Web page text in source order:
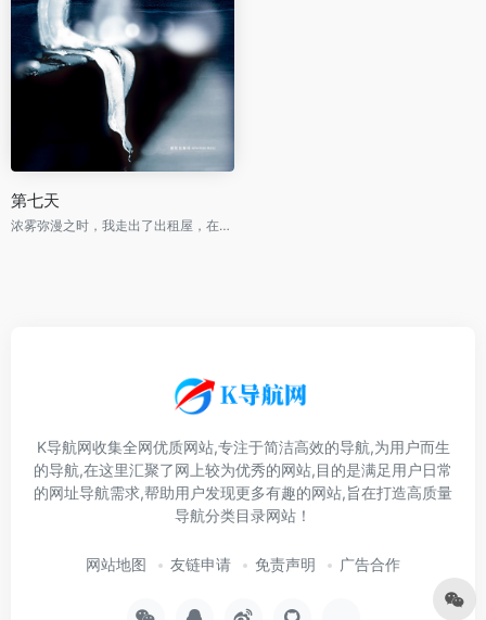
第七天
浓雾弥漫之时，我走出了出租屋，在空虚混沌的城市里孑孓而行。
K导航网收集全网优质网站,专注于简洁高效的导航,为用户而生
的导航,在这里汇聚了网上较为优秀的网站,目的是满足用户日常
的网址导航需求,帮助用户发现更多有趣的网站,旨在打造高质量
导航分类目录网站！
网站地图 友链申请 免责声明 广告合作